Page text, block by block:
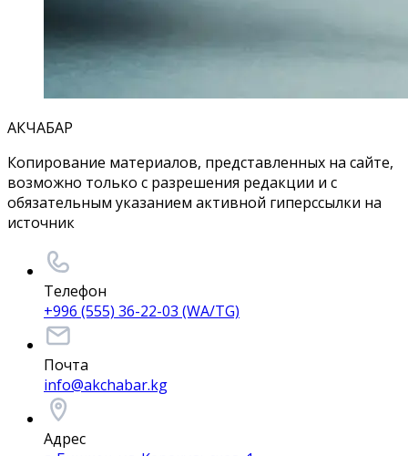
АКЧАБАР
Копирование материалов, представленных на сайте,
возможно только с разрешения редакции и с
обязательным указанием активной гиперссылки на
источник
Телефон
+996 (555) 36-22-03 (WA/TG)
Почта
info@akchabar.kg
Адрес